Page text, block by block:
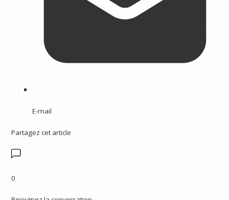
E-mail
Partagez cet article
0